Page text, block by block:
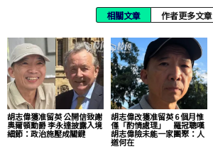
相關文章 作者更多文章
胡志偉獲准留英 公開信致謝
奧爾頓勳爵 李永達披露入境
細節：政治施壓成關鍵
胡志偉改獲准留英 6 個月惟
僅「酌情處理」 羅冠聰嘆
胡志偉險未能一家團聚：人
道何在